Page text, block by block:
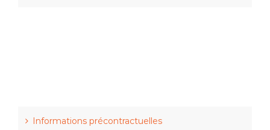
Informations précontractuelles